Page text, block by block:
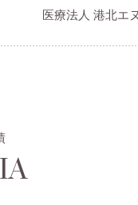
医療法人 港北エ